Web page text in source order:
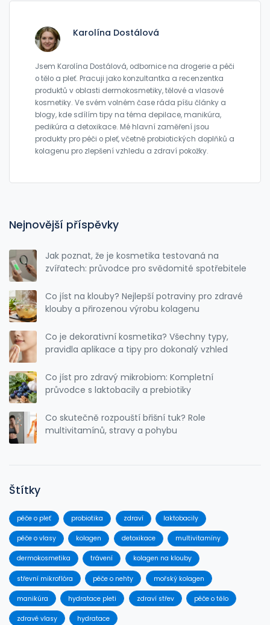
Karolína Dostálová
Jsem Karolína Dostálová, odbornice na drogerie a péči
o tělo a pleť. Pracuji jako konzultantka a recenzentka
produktů v oblasti dermokosmetiky, tělové a vlasové
kosmetiky. Ve svém volném čase ráda píšu články a
blogy, kde sdílím tipy na téma depilace, manikúra,
pedikúra a detoxikace. Mé hlavní zaměření jsou
produkty pro péči o pleť, včetně probiotických doplňků a
kolagenu pro zlepšení vzhledu a zdraví pokožky.
Nejnovější příspěvky
Jak poznat, že je kosmetika testovaná na
zvířatech: průvodce pro svědomité spotřebitele
Co jíst na klouby? Nejlepší potraviny pro zdravé
klouby a přirozenou výrobu kolagenu
Co je dekorativní kosmetika? Všechny typy,
pravidla aplikace a tipy pro dokonalý vzhled
Co jíst pro zdravý mikrobiom: Kompletní
průvodce s laktobacily a prebiotiky
Co skutečně rozpouští břišní tuk? Role
multivitamínů, stravy a pohybu
Štítky
péče o pleť probiotika zdraví laktobacily
péče o vlasy kolagen detoxikace multivitamíny
dermokosmetika trávení kolagen na klouby
střevní mikroflóra péče o nehty mořský kolagen
manikúra hydratace pleti zdraví střev péče o tělo
zdravé vlasy hydratace